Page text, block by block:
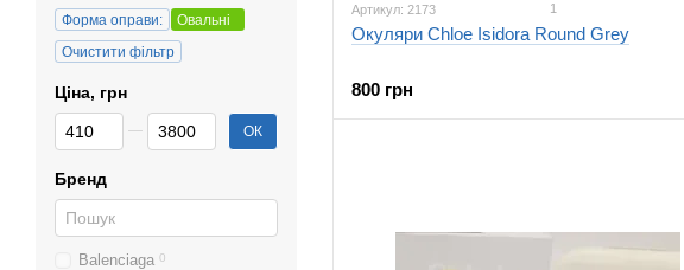
Артикул: 2173 1
Окуляри Chloe Isidora Round Grey
800 грн
Форма оправи:
Овальні
Очистити фільтр
Ціна, грн
Від Ціна, грн
До Ціна, грн ОК
Бренд
Balenciaga 0